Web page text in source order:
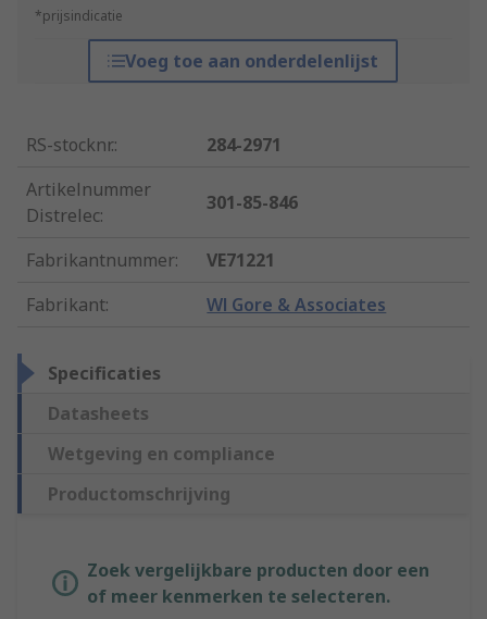
*prijsindicatie
Voeg toe aan onderdelenlijst
RS-stocknr.:
284-2971
Artikelnummer
Distrelec:
301-85-846
Fabrikantnummer:
VE71221
Fabrikant: Wl Gore & Associates
Specificaties
Datasheets
Wetgeving en compliance
Productomschrijving
Zoek vergelijkbare producten door een
of meer kenmerken te selecteren.